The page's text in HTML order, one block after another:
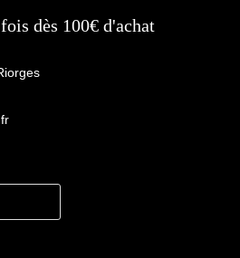
dès 100€ d'achat